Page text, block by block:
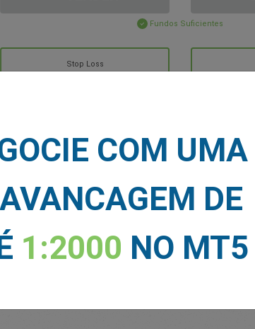
Fundos Suficientes
Stop Loss
Veja mais >
COM UMA
DE
1:2000 NO MT5